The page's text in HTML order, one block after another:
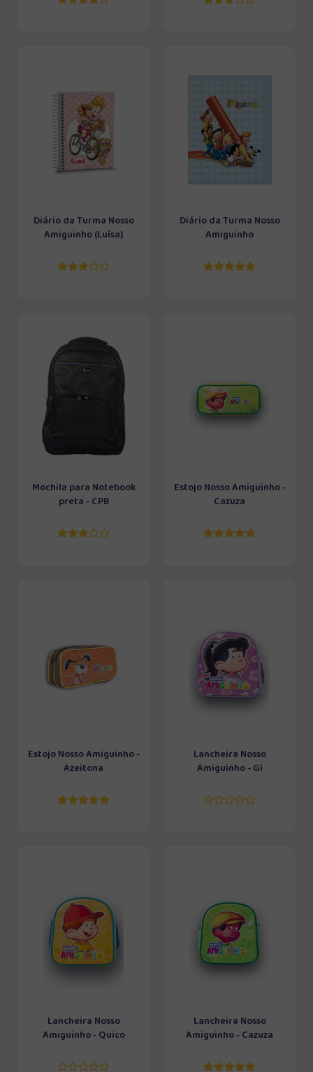
Diário da Turma Nosso
Amiguinho (Luísa)
Diário da Turma Nosso
Amiguinho
Mochila para Notebook
preta - CPB
Estojo Nosso Amiguinho -
Cazuza
Estojo Nosso Amiguinho -
Azeitona
Lancheira Nosso
Amiguinho - Gi
Lancheira Nosso
Amiguinho - Quico
Lancheira Nosso
Amiguinho - Cazuza